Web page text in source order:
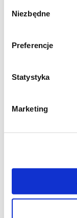
zgody
Niezbędne
Preferencje
Statystyka
Marketing